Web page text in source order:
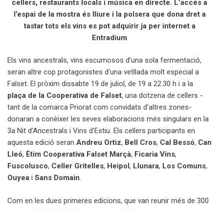
cellers, restaurants locals i música en directe. L’accés a
l’espai de la mostra és lliure i la polsera que dona dret a
tastar tots els vins es pot adquirir ja per internet a
Entradium
Els vins ancestrals, vins escumosos d’una sola fermentació,
seran altre cop protagonistes d’una vetllada molt especial a
Falset. El pròxim dissabte 19 de juliol, de 19 a 22.30 h i a la
plaça de la Cooperativa de Falset, una dotzena de cellers -
tant de la comarca Priorat com convidats d’altres zones-
donaran a conèixer les seves elaboracions més singulars en la
3a Nit d’Ancestrals i Vins d’Estiu. Els cellers participants en
aquesta edició seran Andreu Ortiz, Bell Cros, Cal Bessó, Can
Lleó, Ètim Cooperativa Falset Marçà, Ficaria Vins,
Fuscolusco, Celler Gritelles, Heipol, Llunara, Los Comuns,
Ouyea i Sans Domain.
Com en les dues primeres edicions, que van reunir més de 300